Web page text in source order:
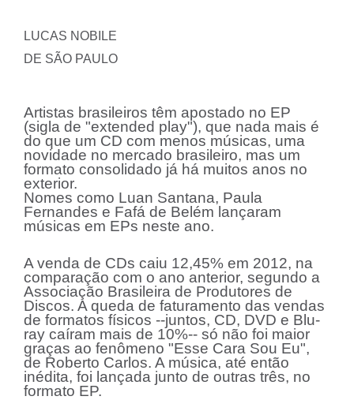
LUCAS NOBILE
DE SÃO PAULO
Artistas brasileiros têm apostado no EP
(sigla de "extended play"), que nada mais é
do que um CD com menos músicas, uma
novidade no mercado brasileiro, mas um
formato consolidado já há muitos anos no
exterior.
Nomes como Luan Santana, Paula
Fernandes e Fafá de Belém lançaram
músicas em EPs neste ano.
A venda de CDs caiu 12,45% em 2012, na
comparação com o ano anterior, segundo a
Associação Brasileira de Produtores de
Discos. A queda de faturamento das vendas
de formatos físicos --juntos, CD, DVD e Blu-
ray caíram mais de 10%-- só não foi maior
graças ao fenômeno "Esse Cara Sou Eu",
de Roberto Carlos. A música, até então
inédita, foi lançada junto de outras três, no
formato EP.